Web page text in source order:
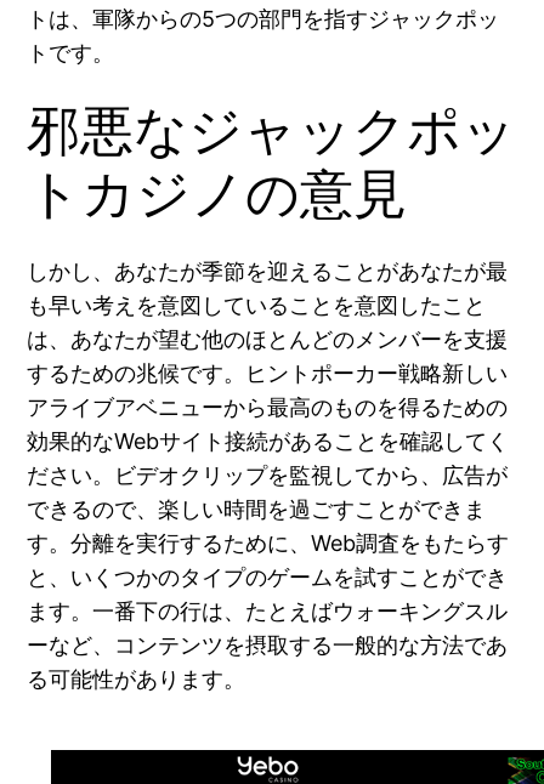
トは、軍隊からの5つの部門を指すジャックポッ
トです。
邪悪なジャックポッ
トカジノの意見
しかし、あなたが季節を迎えることがあなたが最
も早い考えを意図していることを意図したこと
は、あなたが望む他のほとんどのメンバーを支援
するための兆候です。ヒントポーカー戦略新しい
アライブアベニューから最高のものを得るための
効果的なWebサイト接続があることを確認してく
ださい。ビデオクリップを監視してから、広告が
できるので、楽しい時間を過ごすことができま
す。分離を実行するために、Web調査をもたらす
と、いくつかのタイプのゲームを試すことができ
ます。一番下の行は、たとえばウォーキングスル
ーなど、コンテンツを摂取する一般的な方法であ
る可能性があります。